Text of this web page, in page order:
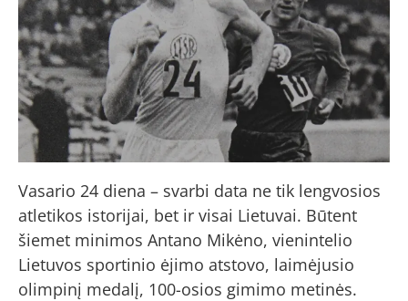
Vasario 24 diena – svarbi data ne tik lengvosios
atletikos istorijai, bet ir visai Lietuvai. Būtent
šiemet minimos Antano Mikėno, vienintelio
Lietuvos sportinio ėjimo atstovo, laimėjusio
olimpinį medalį, 100-osios gimimo metinės.